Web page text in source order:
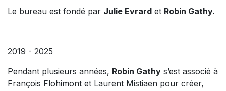
Le bureau est fondé par Julie Evrard et Robin Gathy.
2019 - 2025
Pendant plusieurs années, Robin Gathy s’est associé à
François Flohimont et Laurent Mistiaen pour créer,